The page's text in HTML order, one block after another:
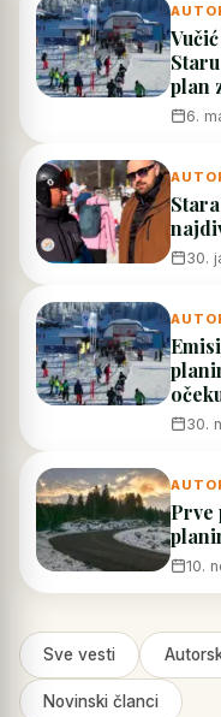
plan
6.
30.
30.
Prve
10.
Sve vesti
Novinski članci